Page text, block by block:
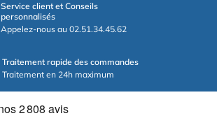
Service client et Conseils
personnalisés
Appelez-nous au 02.51.34.45.62
Traitement rapide des commandes
Traitement en 24h maximum